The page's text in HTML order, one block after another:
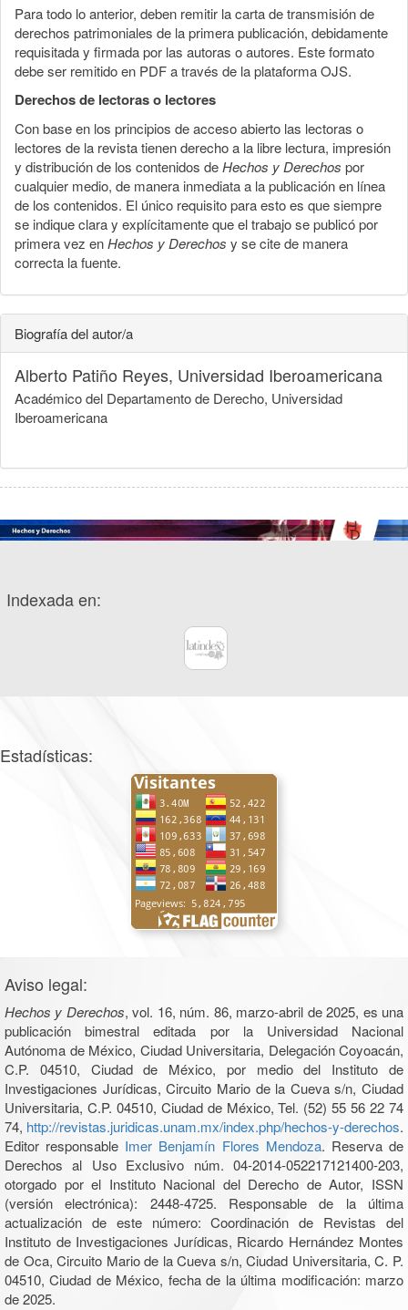
Para todo lo anterior, deben remitir la carta de transmisión de
derechos patrimoniales de la primera publicación, debidamente
requisitada y firmada por las autoras o autores. Este formato
debe ser remitido en PDF a través de la plataforma OJS.
Derechos de lectoras o lectores
Con base en los principios de acceso abierto las lectoras o
lectores de la revista tienen derecho a la libre lectura, impresión
y distribución de los contenidos deHechos y Derechos por
cualquier medio, de manera inmediata a la publicación en línea
de los contenidos. El único requisito para esto es que siempre
se indique clara y explícitamente que el trabajo se publicó por
primera vez enHechos y Derechos y se cite de manera
correcta la fuente.
Biografía del autor/a
Alberto Patiño Reyes, Universidad Iberoamericana
Académico del Departamento de Derecho, Universidad
Iberoamericana
Indexada en:
Estadísticas:
Aviso legal:
Hechos y Derechos, vol. 16, núm. 86, marzo-abril de 2025, es una
publicación bimestral editada por la Universidad Nacional
Autónoma de México, Ciudad Universitaria, Delegación Coyoacán,
C.P. 04510, Ciudad de México, por medio del Instituto de
Investigaciones Jurídicas, Circuito Mario de la Cueva s/n, Ciudad
Universitaria, C.P. 04510, Ciudad de México, Tel. (52) 55 56 22 74
74, http://revistas.juridicas.unam.mx/index.php/hechos-y-derechos.
Editor responsable Imer Benjamín Flores Mendoza. Reserva de
Derechos al Uso Exclusivo núm. 04-2014-052217121400-203,
otorgado por el Instituto Nacional del Derecho de Autor, ISSN
(versión electrónica): 2448-4725. Responsable de la última
actualización de este número: Coordinación de Revistas del
Instituto de Investigaciones Jurídicas, Ricardo Hernández Montes
de Oca, Circuito Mario de la Cueva s/n, Ciudad Universitaria, C. P.
04510, Ciudad de México, fecha de la última modificación: marzo
de 2025.